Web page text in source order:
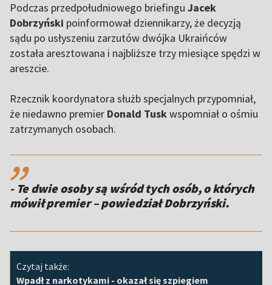
Podczas przedpołudniowego briefingu Jacek
Dobrzyński poinformował dziennikarzy, że decyzją
sądu po usłyszeniu zarzutów dwójka Ukraińców
została aresztowana i najbliższe trzy miesiące spędzi w
areszcie.
Rzecznik koordynatora służb specjalnych przypomniał,
że niedawno premier Donald Tuskwspomniał o ośmiu
zatrzymanych osobach.
,,
- Te dwie osoby są wśród tych osób, o których
mówił premier – powiedział Dobrzyński.
Czytaj także:
Wpadł z narkotykami - okazał się szpiegiem